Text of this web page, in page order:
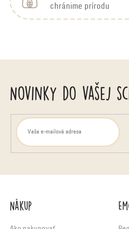
chránime prírodu
Novinky do vašej
Nákup